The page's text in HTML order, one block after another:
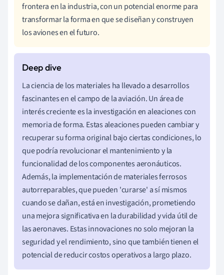
frontera en la industria, con un potencial enorme para
transformar la forma en que se diseñan y construyen
los aviones en el futuro.
La ciencia de los materiales ha llevado a desarrollos
fascinantes en el campo de la aviación. Un área de
interés creciente es la investigación en aleaciones con
memoria de forma. Estas aleaciones pueden cambiar y
recuperar su forma original bajo ciertas condiciones, lo
que podría revolucionar el mantenimiento y la
funcionalidad de los componentes aeronáuticos.
Además, la implementación de materiales ferrosos
autorreparables, que pueden 'curarse' a sí mismos
cuando se dañan, está en investigación, prometiendo
una mejora significativa en la durabilidad y vida útil de
las aeronaves. Estas innovaciones no solo mejoran la
seguridad y el rendimiento, sino que también tienen el
potencial de reducir costos operativos a largo plazo.